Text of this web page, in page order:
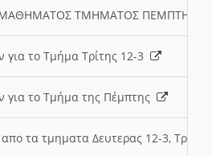
ΜΑΘΗΜΑΤΟΣ ΤΜΗΜΑΤΟΣ
για το Τμήμα Τρίτης 12-3
για το Τμήμα της Πέμπτης
τα τμηματα Δευτερας 12-3,